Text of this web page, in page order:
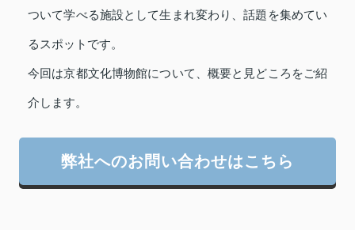
ついて学べる施設として生まれ変わり、話題を集めてい
るスポットです。
今回は京都文化博物館について、概要と見どころをご紹
介します。
弊社へのお問い合わせはこちら